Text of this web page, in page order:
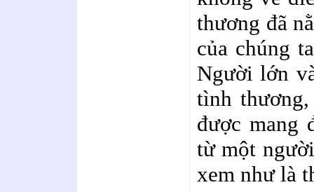
thương đã
của chúng
Người lớn
tình
được mang
từ một
xem như là